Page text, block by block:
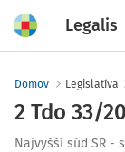
Legalis
Domov Legislatíva
2 Tdo 33/
Najvyšší súd SR -